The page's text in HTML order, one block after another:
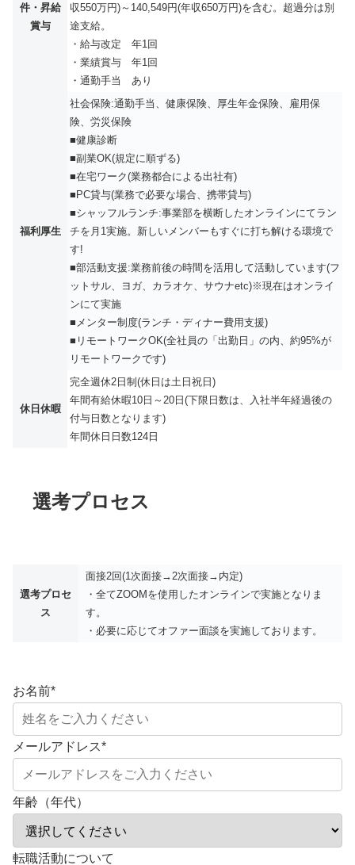
件・昇給
賞与
収550万円)～140,549円(年収650万円)を含む。超過分は別
途支給。
・給与改定 年1回
・業績賞与 年1回
・通勤手当 あり
福利厚生
社会保険:通勤手当、健康保険、厚生年金保険、雇用保
険、労災保険
■健康診断
■副業OK(規定に順ずる)
■在宅ワーク(業務都合による出社有)
■PC貸与(業務で必要な場合、携帯貸与)
■シャッフルランチ:事業部を横断したオンラインにてラン
チを月1実施。新しいメンバーもすぐに打ち解ける環境で
す!
■部活動支援:業務前後の時間を活用して活動しています(フ
ットサル、ヨガ、カラオケ、サウナetc)※現在はオンライ
ンにて実施
■メンター制度(ランチ・ディナー費用支援)
■リモートワークOK(全社員の「出勤日」の内、約95%が
リモートワークです)
休日休暇
完全週休2日制(休日は土日祝日)
年間有給休暇10日～20日(下限日数は、入社半年経過後の
付与日数となります)
年間休日日数124日
選考プロセス
選考プロセ
ス
面接2回(1次面接→2次面接→内定)
・全てZOOMを使用したオンラインで実施となりま
す。
・必要に応じてオファー面談を実施しております。
お名前*
メールアドレス*
年齢（年代）
転職活動について